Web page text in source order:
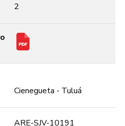
2
Cienegueta - Tuluá
ARE-SJV-10191